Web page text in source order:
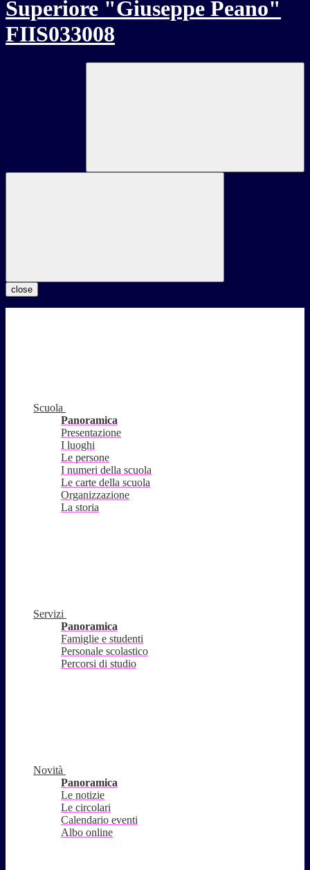
close
Scuola
Panoramica
Presentazione
I luoghi
Le persone
I numeri della scuola
Le carte della scuola
Organizzazione
La storia
Servizi
Panoramica
Famiglie e studenti
Personale scolastico
Percorsi di studio
Novità
Panoramica
Le notizie
Le circolari
Calendario eventi
Albo online